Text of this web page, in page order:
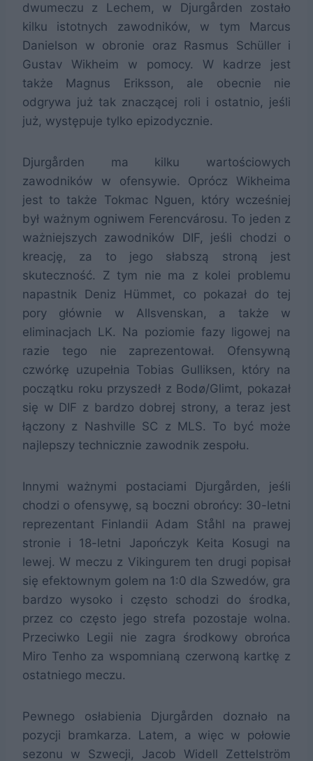
dwumeczu z Lechem, w Djurgården zostało
kilku istotnych zawodników, w tym Marcus
Danielson w obronie oraz Rasmus Schüller i
Gustav Wikheim w pomocy. W kadrze jest
także Magnus Eriksson, ale obecnie nie
odgrywa już tak znaczącej roli i ostatnio, jeśli
już, występuje tylko epizodycznie.
Djurgården ma kilku wartościowych
zawodników w ofensywie. Oprócz Wikheima
jest to także Tokmac Nguen, który wcześniej
był ważnym ogniwem Ferencvárosu. To jeden z
ważniejszych zawodników DIF, jeśli chodzi o
kreację, za to jego słabszą stroną jest
skuteczność. Z tym nie ma z kolei problemu
napastnik Deniz Hümmet, co pokazał do tej
pory głównie w Allsvenskan, a także w
eliminacjach LK. Na poziomie fazy ligowej na
razie tego nie zaprezentował. Ofensywną
czwórkę uzupełnia Tobias Gulliksen, który na
początku roku przyszedł z Bodø/Glimt, pokazał
się w DIF z bardzo dobrej strony, a teraz jest
łączony z Nashville SC z MLS. To być może
najlepszy technicznie zawodnik zespołu.
Innymi ważnymi postaciami Djurgården, jeśli
chodzi o ofensywę, są boczni obrońcy: 30-letni
reprezentant Finlandii Adam Ståhl na prawej
stronie i 18-letni Japończyk Keita Kosugi na
lewej. W meczu z Vikingurem ten drugi popisał
się efektownym golem na 1:0 dla Szwedów, gra
bardzo wysoko i często schodzi do środka,
przez co często jego strefa pozostaje wolna.
Przeciwko Legii nie zagra środkowy obrońca
Miro Tenho za wspomnianą czerwoną kartkę z
ostatniego meczu.
Pewnego osłabienia Djurgården doznało na
pozycji bramkarza. Latem, a więc w połowie
sezonu w Szwecji, Jacob Widell Zettelström